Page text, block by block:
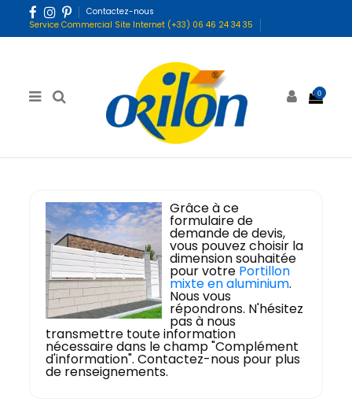
Contactez-nous
Service Commercial Site Internet (+33) 06 46 24 34 35
0
Grâce à ce
formulaire de
demande de devis,
vous pouvez choisir la
dimension souhaitée
pour votre Portillon
mixte en aluminium.
Nous vous
répondrons. N'hésitez
pas à nous
transmettre toute information
nécessaire dans le champ "Complément
d'information". Contactez-nous pour plus
de renseignements.